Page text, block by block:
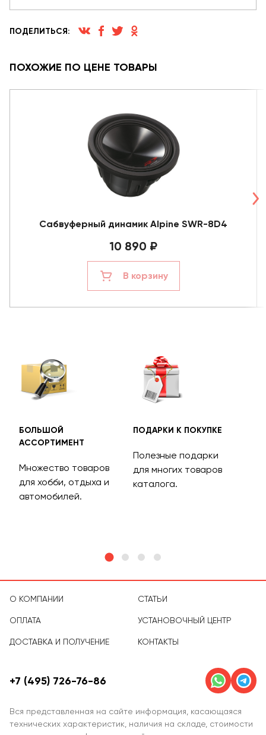
ПОДЕЛИТЬСЯ:
ПОХОЖИЕ ПО ЦЕНЕ ТОВАРЫ
Сабвуферный динамик Alpine SWR-8D4
10 890 ₽
В корзину
БОЛЬШОЙ
АССОРТИМЕНТ
Множество товаров
для хобби, отдыха и
автомобилей.
ПОДАРКИ К ПОКУПКЕ
Полезные подарки
для многих товаров
каталога.
О КОМПАНИИ
ОПЛАТА
ДОСТАВКА И ПОЛУЧЕНИЕ
СТАТЬИ
УСТАНОВОЧНЫЙ ЦЕНТР
КОНТАКТЫ
Вся представленная на сайте информация, касающаяся
технических характеристик, наличия на складе, стоимости
+7 (495) 726-76-86